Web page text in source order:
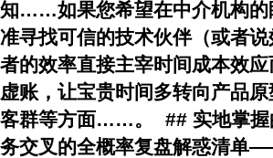
知……如果您希望在中介机构的
准寻找可信的技术伙伴（或者
者的效率直接主宰时间成本效
虚账，让宝贵时间多转向产品
客群等方面……。 ## 实地掌握
务交叉的全概率复盘解惑清单